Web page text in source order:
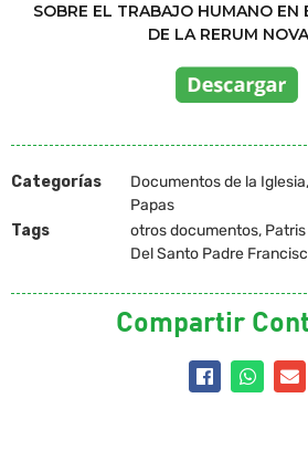
SOBRE EL TRABAJO HUMANO EN
DE LA RERUM
Categorías Documentos de la Iglesia,
Papas
Tags
otros documentos,
Del Santo Padre
Compartir